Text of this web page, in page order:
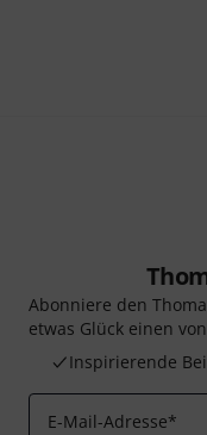
Abonniere den
etwas Glück einen von
Inspirierende
E-Mail-Adresse*